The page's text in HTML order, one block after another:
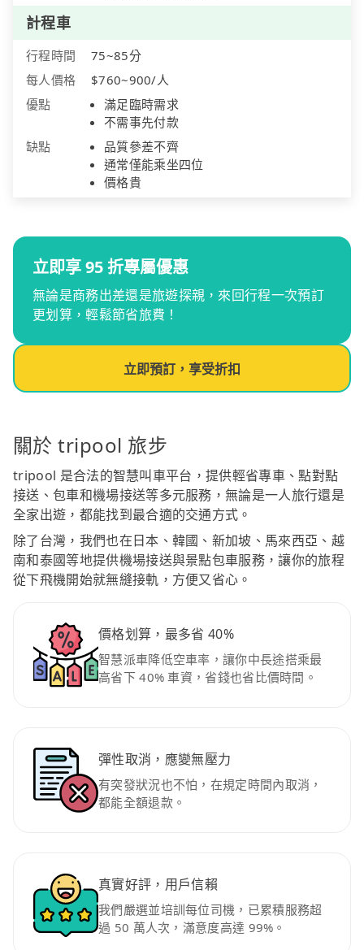
計程車
行程時間
75~85分
每人價格
$760~900/人
優點
滿足臨時需求
不需事先付款
缺點
品質參差不齊
通常僅能乘坐四位
價格貴
立即享 95 折專屬優惠
無論是商務出差還是旅遊探親，來回行程一次預訂
更划算，輕鬆節省旅費！
立即預訂，享受折扣
關於 tripool 旅步
tripool 是合法的智慧叫車平台，提供輕省專車、點對點
接送、包車和機場接送等多元服務，無論是一人旅行還是
全家出遊，都能找到最合適的交通方式。
除了台灣，我們也在日本、韓國、新加坡、馬來西亞、越
南和泰國等地提供機場接送與景點包車服務，讓你的旅程
從下飛機開始就無縫接軌，方便又省心。
價格划算，最多省 40%
智慧派車降低空車率，讓你中長途搭乘最
高省下 40% 車資，省錢也省比價時間。
彈性取消，應變無壓力
有突發狀況也不怕，在規定時間內取消，
都能全額退款。
真實好評，用戶信賴
我們嚴選並培訓每位司機，已累積服務超
過 50 萬人次，滿意度高達 99%。